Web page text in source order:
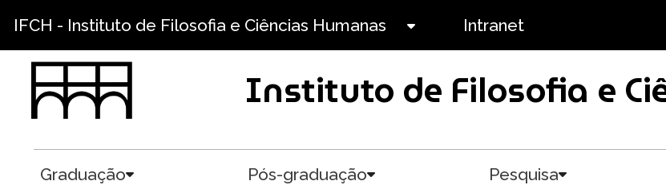
IFCH - Instituto de Filosofia e Ciências Humanas Intranet
Instituto de Filosofia e
Graduação Pós-graduação Pesquisa